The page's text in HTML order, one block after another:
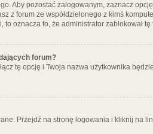
Aby pozostać zalogowanym, zaznacz
z forum ze współdzielonego z kimś
oznacza to, że administrator zablokował tę
forum?
tę opcję i Twoja nazwa użytkownika
Przejdź na stronę logowania i kliknij na